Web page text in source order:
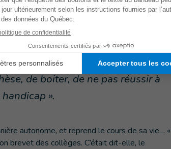
des émotions mélangées pour la jeune fille.
marcher seule, pour aller à
la maison. Mais en même temps,
de boiter, de ne pas réussir à
».
autonome, et reprend le cours de sa vie… «
brevet des collèges. C’était dit-elle, le